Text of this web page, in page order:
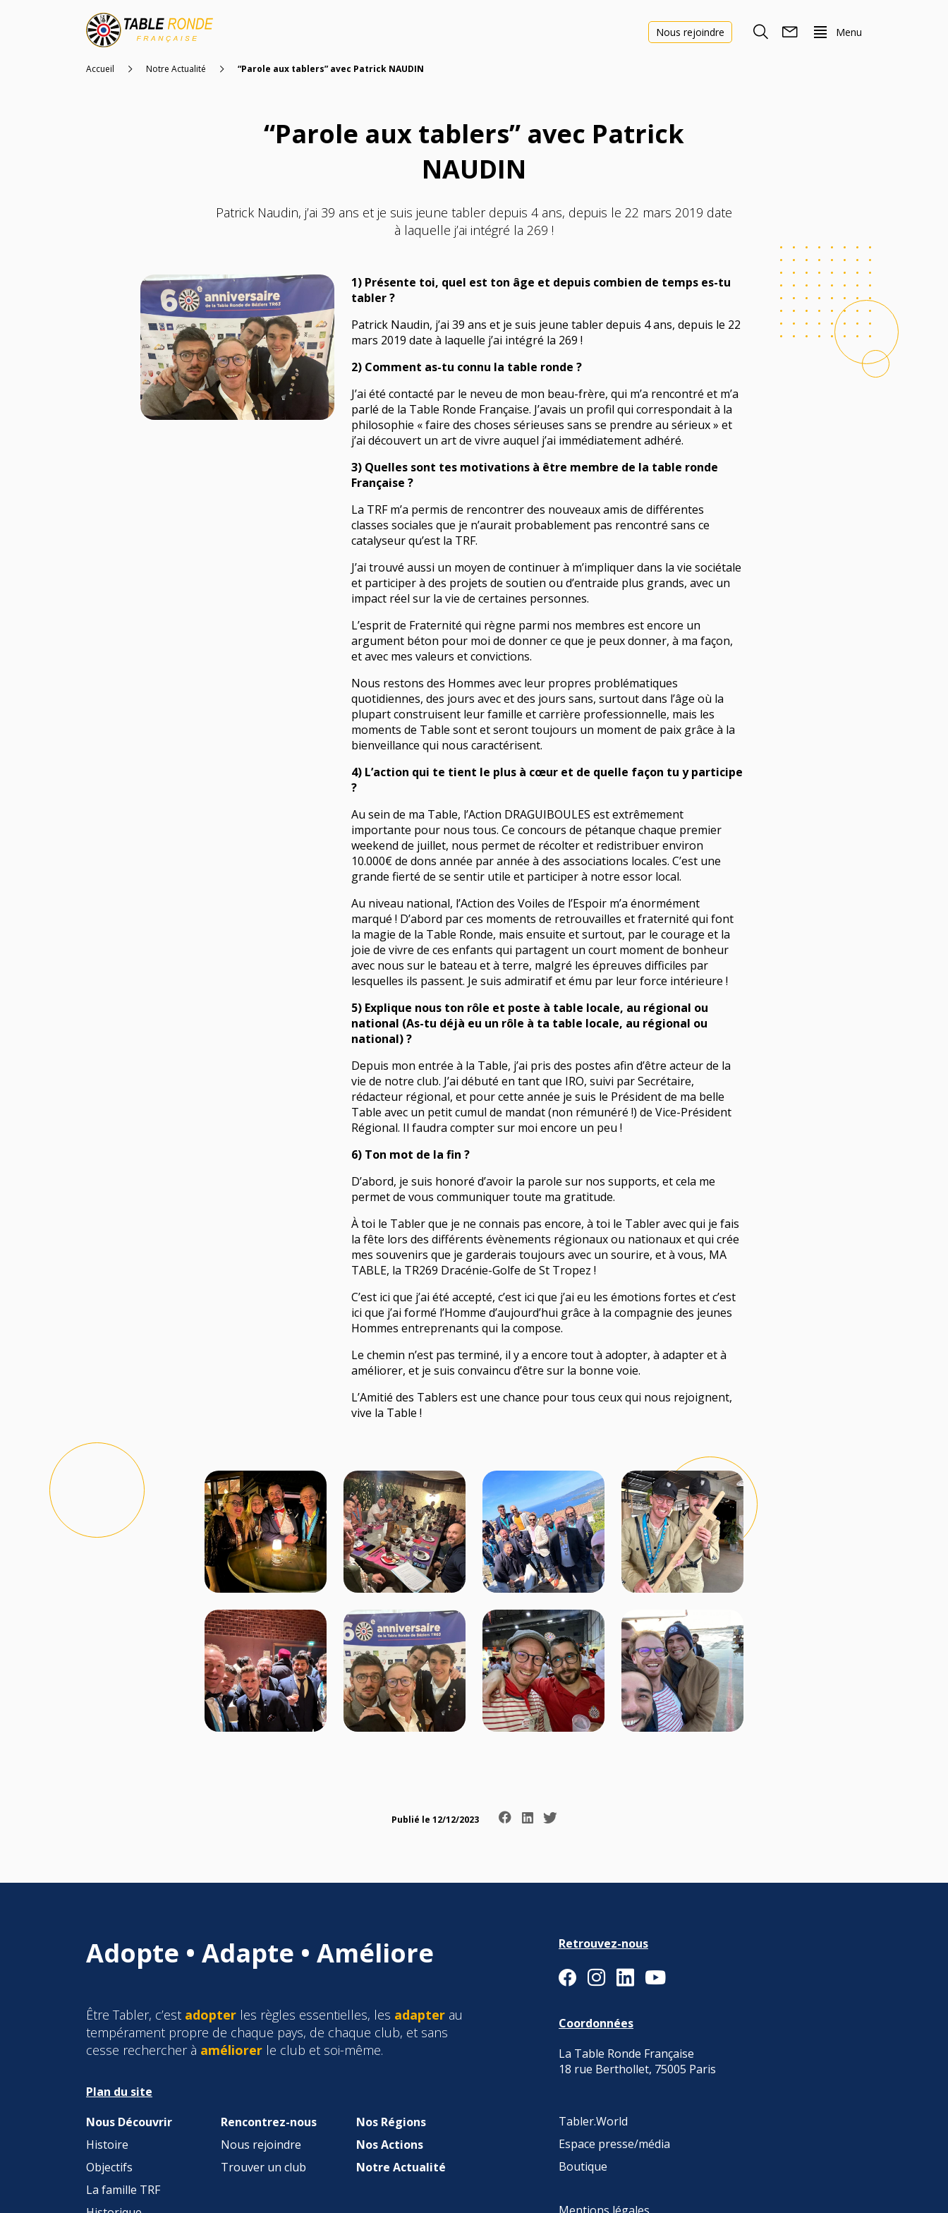
Nous rejoindre Menu
Rencontrez-nous
Nos Régions
Nos Actions
Notre Actualité
Accueil Notre Actualité “Parole aux tablers” avec Patrick NAUDIN
“Parole aux tablers” avec Patrick
NAUDIN
Patrick Naudin, j’ai 39 ans et je suis jeune tabler depuis 4 ans, depuis le 22 mars 2019 date
à laquelle j’ai intégré la 269 !
1) Présente toi, quel est ton âge et depuis combien de temps es-tu
tabler ?
Patrick Naudin, j’ai 39 ans et je suis jeune tabler depuis 4 ans, depuis le 22
mars 2019 date à laquelle j’ai intégré la 269 !
2) Comment as-tu connu la table ronde ?
J’ai été contacté par le neveu de mon beau-frère, qui m’a rencontré et m’a
parlé de la Table Ronde Française. J’avais un profil qui correspondait à la
philosophie « faire des choses sérieuses sans se prendre au sérieux » et
j’ai découvert un art de vivre auquel j’ai immédiatement adhéré.
3) Quelles sont tes motivations à être membre de la table ronde
Française ?
La TRF m’a permis de rencontrer des nouveaux amis de différentes
classes sociales que je n’aurait probablement pas rencontré sans ce
catalyseur qu’est la TRF.
J’ai trouvé aussi un moyen de continuer à m’impliquer dans la vie sociétale
et participer à des projets de soutien ou d’entraide plus grands, avec un
impact réel sur la vie de certaines personnes.
L’esprit de Fraternité qui règne parmi nos membres est encore un
argument béton pour moi de donner ce que je peux donner, à ma façon,
et avec mes valeurs et convictions.
Nous restons des Hommes avec leur propres problématiques
quotidiennes, des jours avec et des jours sans, surtout dans l’âge où la
plupart construisent leur famille et carrière professionnelle, mais les
moments de Table sont et seront toujours un moment de paix grâce à la
bienveillance qui nous caractérisent.
4) L’action qui te tient le plus à cœur et de quelle façon tu y participe
?
Au sein de ma Table, l’Action DRAGUIBOULES est extrêmement
importante pour nous tous. Ce concours de pétanque chaque premier
weekend de juillet, nous permet de récolter et redistribuer environ
10.000€ de dons année par année à des associations locales. C’est une
grande fierté de se sentir utile et participer à notre essor local.
Au niveau national, l’Action des Voiles de l’Espoir m’a énormément
marqué ! D’abord par ces moments de retrouvailles et fraternité qui font
la magie de la Table Ronde, mais ensuite et surtout, par le courage et la
joie de vivre de ces enfants qui partagent un court moment de bonheur
avec nous sur le bateau et à terre, malgré les épreuves difficiles par
lesquelles ils passent. Je suis admiratif et ému par leur force intérieure !
5) Explique nous ton rôle et poste à table locale, au régional ou
national (As-tu déjà eu un rôle à ta table locale, au régional ou
national) ?
Depuis mon entrée à la Table, j’ai pris des postes afin d’être acteur de la
vie de notre club. J’ai débuté en tant que IRO, suivi par Secrétaire,
rédacteur régional, et pour cette année je suis le Président de ma belle
Table avec un petit cumul de mandat (non rémunéré !) de Vice-Président
Régional. Il faudra compter sur moi encore un peu !
6) Ton mot de la fin ?
D’abord, je suis honoré d’avoir la parole sur nos supports, et cela me
permet de vous communiquer toute ma gratitude.
À toi le Tabler que je ne connais pas encore, à toi le Tabler avec qui je fais
la fête lors des différents évènements régionaux ou nationaux et qui crée
mes souvenirs que je garderais toujours avec un sourire, et à vous, MA
TABLE, la TR269 Dracénie-Golfe de St Tropez !
C’est ici que j’ai été accepté, c’est ici que j’ai eu les émotions fortes et c’est
ici que j’ai formé l’Homme d’aujourd’hui grâce à la compagnie des jeunes
Hommes entreprenants qui la compose.
Le chemin n’est pas terminé, il y a encore tout à adopter, à adapter et à
améliorer, et je suis convaincu d’être sur la bonne voie.
L’Amitié des Tablers est une chance pour tous ceux qui nous rejoignent,
vive la Table !
Publié le 12/12/2023
Adopte • Adapte • Améliore
Être Tabler, c’est adopter les règles essentielles, les adapter au
tempérament propre de chaque pays, de chaque club, et sans
cesse rechercher à améliorer le club et soi-même.
Plan du site
Nous Découvrir
Histoire
Objectifs
La famille TRF
Rencontrez-nous
Nous rejoindre
Trouver un club
Nos Régions
Nos Actions
Notre Actualité
Retrouvez-nous
Coordonnées
La Table Ronde Française
18 rue Berthollet, 75005 Paris
Tabler.World
Espace presse/média
Boutique